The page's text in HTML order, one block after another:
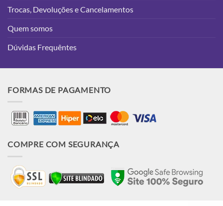
Trocas, Devoluções e Cancelamentos
Quem somos
Dúvidas Frequêntes
FORMAS DE PAGAMENTO
COMPRE COM SEGURANÇA